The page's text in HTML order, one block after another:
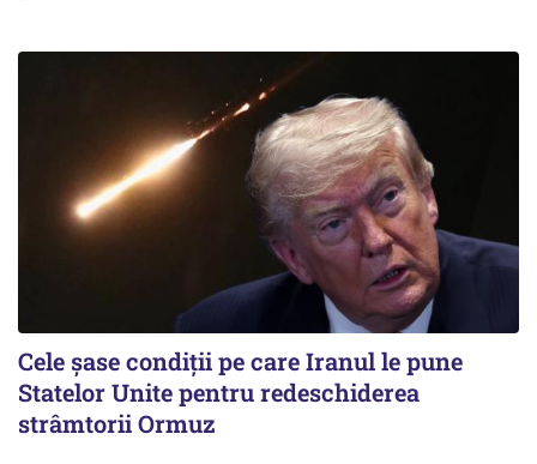
Cele șase condiții pe care Iranul le pune
Statelor Unite pentru redeschiderea
strâmtorii Ormuz